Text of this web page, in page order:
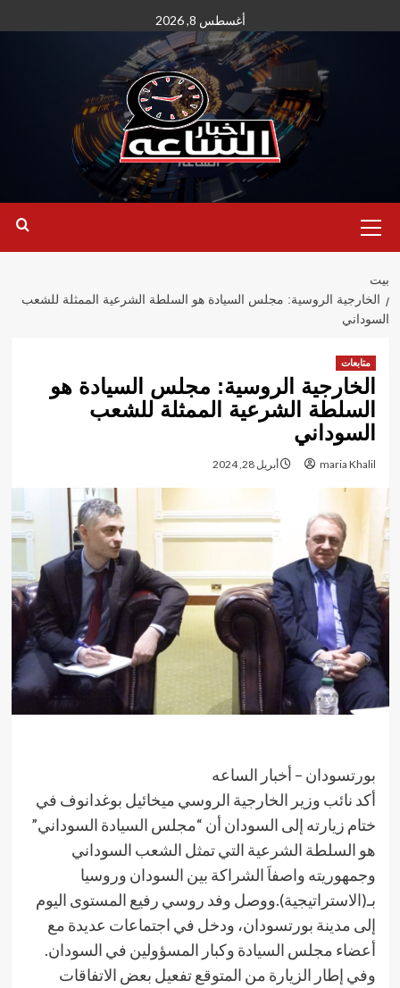
إلى
أغسطس 8, 2026
الأساسية
بيت
الخارجية الروسية: مجلس السيادة هو السلطة الشرعية الممثلة للشعب
السوداني
متابعات
الخارجية الروسية: مجلس السيادة هو
السلطة الشرعية الممثلة للشعب
السوداني
maria Khalil أبريل 28, 2024
بورتسودان – أخبار الساعه
أكد نائب وزير الخارجية الروسي ميخائيل بوغدانوف في
ختام زيارته إلى السودان أن “مجلس السيادة السوداني”
هو السلطة الشرعية التي تمثل الشعب السوداني
وجمهوريته واصفاَ الشراكة بين السودان وروسيا
بـ(الاستراتيجية).ووصل وفد روسي رفيع المستوى اليوم
إلى مدينة بورتسودان، ودخل في اجتماعات عديدة مع
أعضاء مجلس السيادة وكبار المسؤولين في السودان.
وفي إطار الزيارة من المتوقع تفعيل بعض الاتفاقات